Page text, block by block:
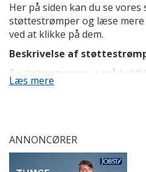
Her på siden kan du se
støttestrømper og læse
ved at klikke på dem.
Beskrivelse af
En støttestrømpe, også kaldt
kan betragtes som et
for eksempel ofte døjer med
af medicin eller graviditet,
kredsløbssygdom eller har
Læs mere
ANNONCØRER